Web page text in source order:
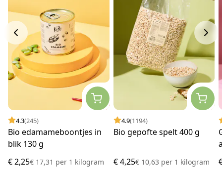
4.3(245)
Bio edamameboontjes in
blik 130 g
€ 2,25€ 17,31 per 1 kilogram
4.9(1194)
Bio gepofte spelt 400 g
€ 4,25€ 10,63 per1 kilogram